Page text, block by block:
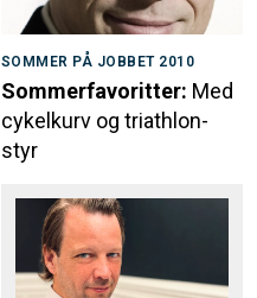
SOMMER PÅ JOBBET 2010
Sommerfavoritter: Med
cykelkurv og triathlon-
styr